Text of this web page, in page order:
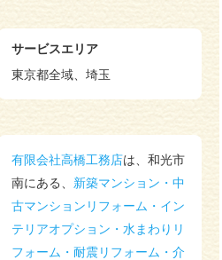
トクトク情報を更新しました。
2024/01/30
トクトク情報を更新しました。
トクトク情報を更新しました。
2024/01/28
トクトク情報
を更新しました。
トクトク情報 を更新しました。
2023/11/12
トクトク情報を更新しました。
サービスエリア
東京都全域、埼玉
有限会社高橋工務店は、和光市
南にある、 新築マンション・中
古マンションリフォーム・イン
テリアオプション・水まわりリ
フォーム・耐震リフォーム・介